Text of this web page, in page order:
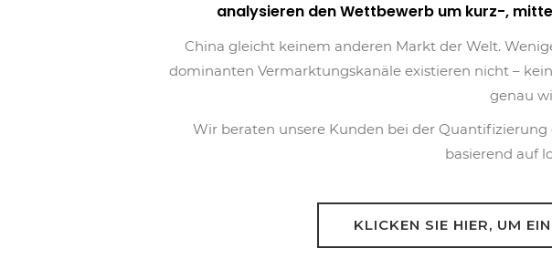
analysieren den Wettbewerb um kurz-,
China gleicht keinem anderen Markt der Welt.
dominanten Vermarktungskanäle existieren nicht –
genau
Wir beraten unsere Kunden bei der
basierend auf
KLICKEN SIE HIER, UM